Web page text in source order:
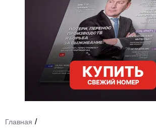
Регулирование
Премия "Тульский Бизнес"
История тульского предпринимательства
Главная /